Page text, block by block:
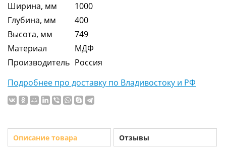
Ширина, мм
1000
Глубина, мм
400
Высота, мм
749
Материал
МДФ
Производитель Россия
Подробнее про доставку по Владивостоку и РФ
Описание товара Отзывы